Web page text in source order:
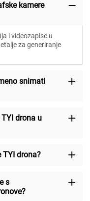
kamere
i videozapise u
za generiranje
snimati
drona u
TYI drona?
s